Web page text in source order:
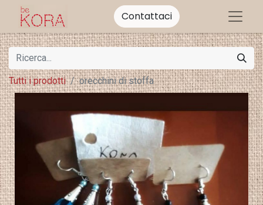
Contattaci
Tutti i prodotti orecchini di stoffa